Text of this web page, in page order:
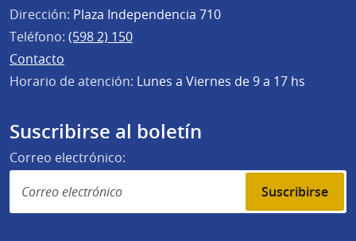
Dirección: Plaza Independencia 710
Teléfono: (598 2) 150
Contacto
Horario de atención: Lunes a Viernes de 9 a 17 hs
Suscribirse al boletín
Correo electrónico:
Suscribirse